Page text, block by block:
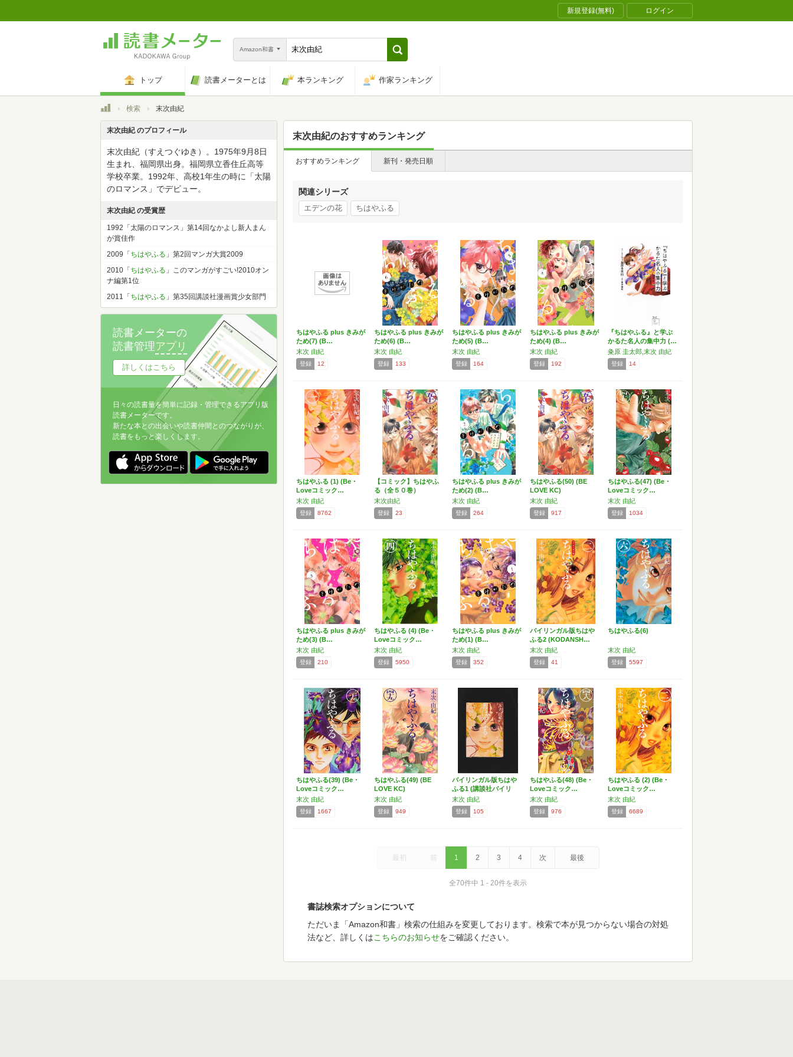
新規登録(無料) ログイン
Amazon和書
トップ 読書メーターとは 本ランキング 作家ランキング
トップ検索 末次由紀
末次由紀のおすすめランキング
おすすめランキング 新刊・発売日順
関連シリーズ
エデンの花 ちはやふる
ちはやふる plus きみが
ため(7) (B…
末次 由紀
登録 12
ちはやふる plus きみが
ため(6) (B…
末次 由紀
登録 133
ちはやふる plus きみが
ため(5) (B…
末次 由紀
登録 164
ちはやふる plus きみが
ため(4) (B…
末次 由紀
登録 192
『ちはやふる』と学ぶ
かるた名人の集中力 (…
粂原 圭太郎,末次 由紀
登録 14
ちはやふる (1) (Be・
Loveコミック…
末次 由紀
登録 8762
【コミック】ちはやふ
る（全５０巻）
末次由紀
登録 23
ちはやふる plus きみが
ため(2) (B…
末次 由紀
登録 264
ちはやふる(50) (BE
LOVE KC)
末次 由紀
登録 917
ちはやふる(47) (Be・
Loveコミック…
末次 由紀
登録 1034
ちはやふる plus きみが
ため(3) (B…
末次 由紀
登録 210
ちはやふる (4) (Be・
Loveコミック…
末次 由紀
登録 5950
ちはやふる plus きみが
ため(1) (B…
末次 由紀
登録 352
バイリンガル版ちはや
ふる2 (KODANSH…
末次 由紀
登録 41
ちはやふる(6)
末次 由紀
登録 5597
ちはやふる(39) (Be・
Loveコミック…
末次 由紀
登録 1667
ちはやふる(49) (BE
LOVE KC)
末次 由紀
登録 949
バイリンガル版ちはや
ふる1 (講談社バイリ
ン…
末次 由紀
登録 105
ちはやふる(48) (Be・
Loveコミック…
末次 由紀
登録 976
ちはやふる (2) (Be・
Loveコミック…
末次 由紀
登録 6689
最初 前 1 2 3 4 次 最後
全70件中 1 - 20件を表示
書誌検索オプションについて
ただいま「Amazon和書」検索の仕組みを変更しております。検索で本が見つからない場合の対処
法など、詳しくはこちらのお知らせをご確認ください。
末次由紀 のプロフィール
末次由紀（すえつぐゆき）。1975年9月8日
生まれ、福岡県出身。福岡県立香住丘高等
学校卒業。1992年、高校1年生の時に「太陽
のロマンス」でデビュー。
末次由紀 の受賞歴
1992「太陽のロマンス」第14回なかよし新人まん
が賞佳作
2009「 ちはやふる 」第2回マンガ大賞2009
2010「 ちはやふる 」このマンガがすごい!2010オン
ナ編第1位
2011「 ちはやふる 」第35回講談社漫画賞少女部門
読書メーターの
読書管理アプリ
詳しくはこちら
日々の読書量を簡単に記録・管理できるアプリ版
読書メーターです。
新たな本との出会いや読書仲間とのつながりが、
読書をもっと楽しくします。